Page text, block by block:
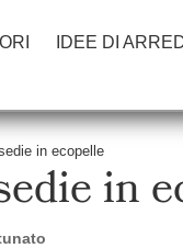
IDEE DI
in ecopelle
in